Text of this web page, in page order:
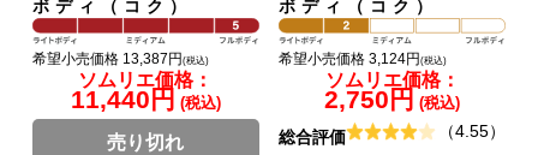
ボディ（コク）
希望小売価格 13,387円 (税込)
ソムリエ価格：
11,440円 (税込)
売り切れ
ボディ（コク）
希望小売価格 3,124円(税込)
ソムリエ価格：
2,750円 (税込)
総合評価 （4.55）